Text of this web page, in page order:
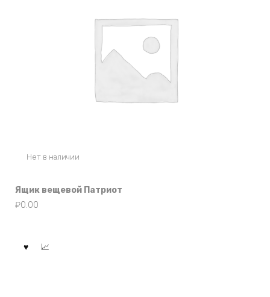
Нет в наличии
Ящик вещевой Патриот
₽0.00